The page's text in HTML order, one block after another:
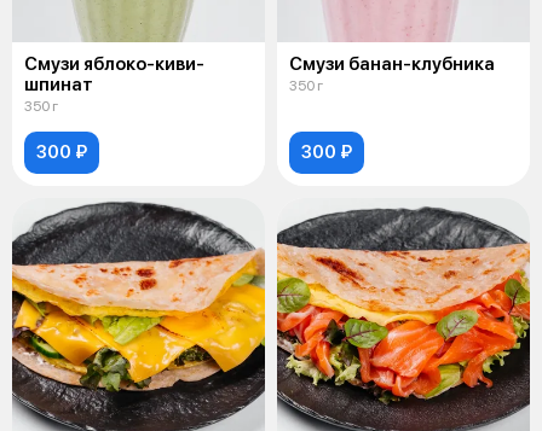
Смузи яблоко-киви-
шпинат
350 г
300 ₽
Смузи банан-клубника
350 г
300 ₽